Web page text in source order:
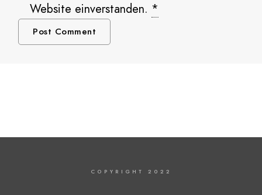
Website einverstanden. *
COPYRIGHT 2022